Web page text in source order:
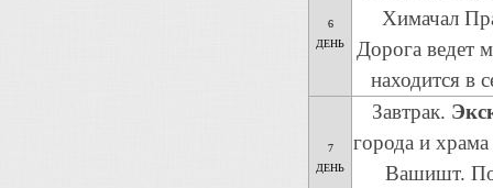
6
ДЕНЬ
Химачал
Дорога ведет
находится в
7
ДЕНЬ
Завтрак.
города и
Вашишт.